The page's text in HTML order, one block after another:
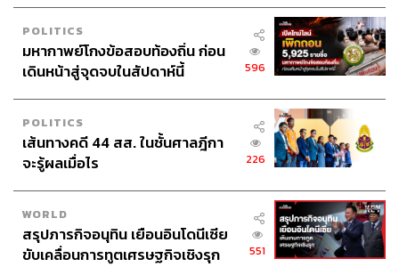
POLITICS
มหากาพย์โกงข้อสอบท้องถิ่น ก่อน
เดินหน้าสู่จุดจบในสัปดาห์นี้
596
POLITICS
เส้นทางคดี 44 สส. ในชั้นศาลฎีกา
จะรู้ผลเมื่อไร
226
WORLD
สรุปภารกิจอนุทิน เยือนอินโดนีเซีย
ขับเคลื่อนการทูตเศรษฐกิจเชิงรุก
551